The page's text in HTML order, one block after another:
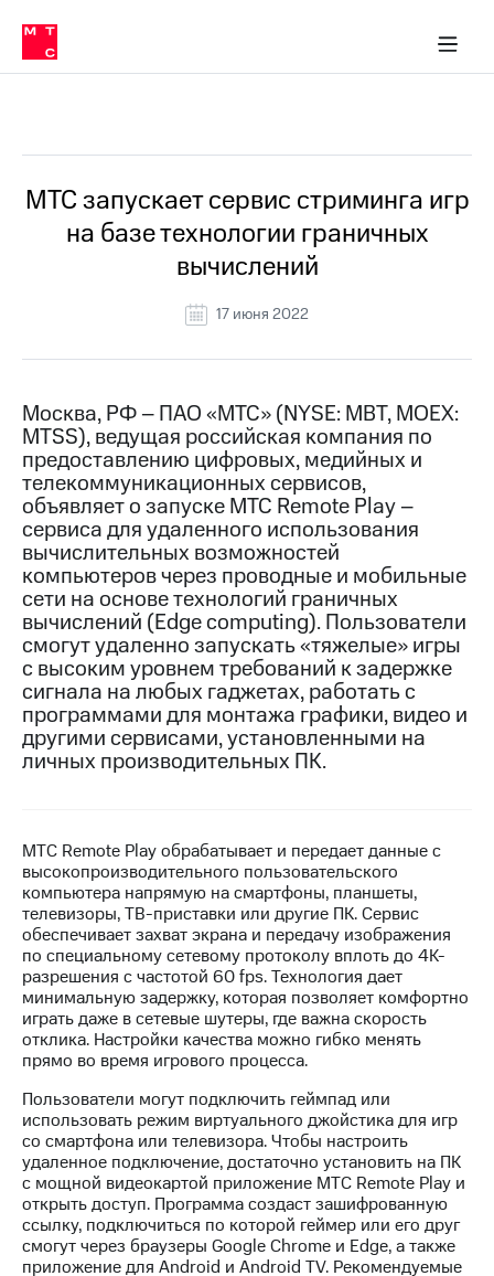
Медиа-центр
и акционерам
Устойчивое развитие
Комплаенс и деловая этика
компании
Карьера
История
компании
Руководство
информация
Контакты
Медиа-центр
Пресс-
релизы
МТС
о технологиях
Достижения
Интервью
Финансовая
отчетность
Контакты
и акционерам
Корпоративное
управление
Корпоративный
секретарь
Раскрытие
информации
Информация
акционерам
Документы
ПАО
"МТС"
Собрания
акционеров
Личный
кабинет
акционера
Акционерный
капитал
в МТС
Пресс-
релизы
о технологиях
МТС запускает сервис стриминга игр
на базе технологии граничных
вычислений
17 июня 2022
Москва, РФ – ПАО «МТС» (NYSE: MBT, MOEX:
MTSS), ведущая российская компания по
предоставлению цифровых, медийных и
телекоммуникационных сервисов,
объявляет о запуске MТС Remote Play –
сервиса для удаленного использования
вычислительных возможностей
компьютеров через проводные и мобильные
сети на основе технологий граничных
вычислений (Edge computing). Пользователи
смогут удаленно запускать «тяжелые» игры
с высоким уровнем требований к задержке
сигнала на любых гаджетах, работать с
программами для монтажа графики, видео и
другими сервисами, установленными на
личных производительных ПК.
MТС Remote Play обрабатывает и передает данные с
высокопроизводительного пользовательского
компьютера напрямую на смартфоны, планшеты,
телевизоры, ТВ-приставки или другие ПК. Сервис
обеспечивает захват экрана и передачу изображения
по специальному сетевому протоколу вплоть до 4К-
разрешения с частотой 60 fps. Технология дает
минимальную задержку, которая позволяет комфортно
играть даже в сетевые шутеры, где важна скорость
отклика. Настройки качества можно гибко менять
прямо во время игрового процесса.
Пользователи могут подключить геймпад или
использовать режим виртуального джойстика для игр
со смартфона или телевизора. Чтобы настроить
удаленное подключение, достаточно установить на ПК
с мощной видеокартой приложение MТС Remote Play и
открыть доступ. Программа создаст зашифрованную
ссылку, подключиться по которой геймер или его друг
смогут через браузеры Google Chrome и Edge, а также
приложение для Android и Android TV. Рекомендуемые